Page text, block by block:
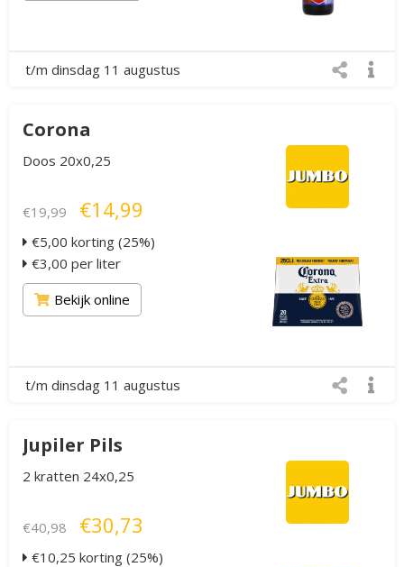
t/m dinsdag 11 augustus
Corona
Doos 20x0,25
€19,99 €14,99
€5,00 korting (25%)
€3,00 per liter
Bekijk online
t/m dinsdag 11 augustus
Jupiler Pils
2 kratten 24x0,25
€40,98 €30,73
€10,25 korting (25%)